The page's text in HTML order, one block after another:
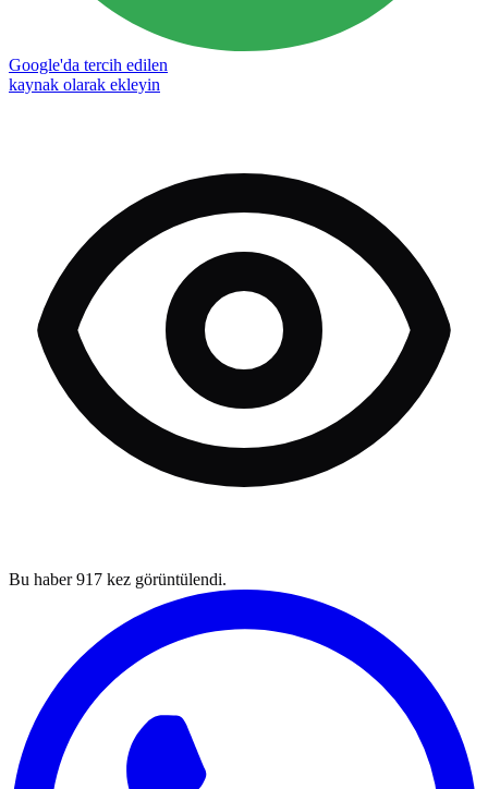
Google'da tercih edilen
kaynak olarak ekleyin
Bu haber917 kez görüntülendi.